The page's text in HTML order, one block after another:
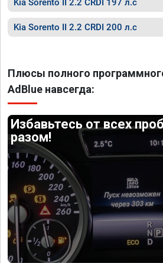
Kia Sorento II 2.2 CRDI 197 л.с
Kia Sorento II 2.2 CRDI 200 л.с
Плюсы полного
AdBlue навсегда:
Избавьтесь от всех
разом!